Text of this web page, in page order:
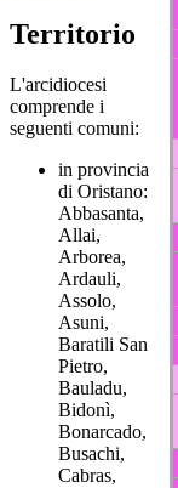
Territorio
L'arcidiocesi
comprende i
seguenti comuni:
in provincia
di Oristano:
Abbasanta,
Allai,
Arborea,
Ardauli,
Assolo,
Asuni,
Baratili San
Pietro,
Bauladu,
Bidonì,
Bonarcado,
Busachi,
Cabras,